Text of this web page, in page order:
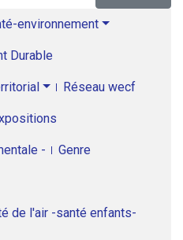
environnement
Durable
Réseau wecf
- Genre
de l'air -santé enfants-